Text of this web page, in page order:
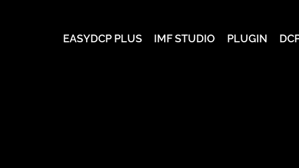
EASYDCP PLUS IMF STUDIO PLUGIN